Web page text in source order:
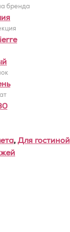
бренда
,Для гостиной